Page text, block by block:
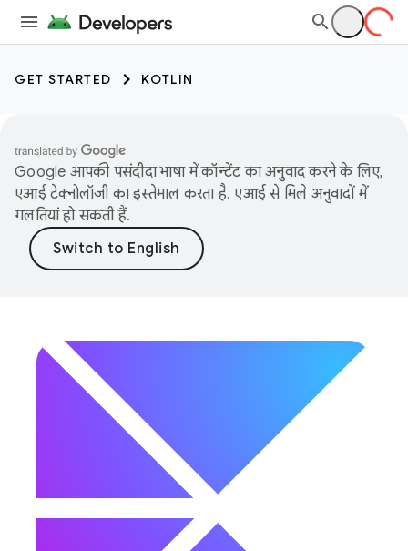
GET STARTED KOTLIN
Google आपकी पसंदीदा भाषा में कॉन्टेंट का अनुवाद करने के लिए,
एआई टेक्नोलॉजी का इस्तेमाल करता है. एआई से मिले अनुवादों में
गलतियां हो सकती हैं.